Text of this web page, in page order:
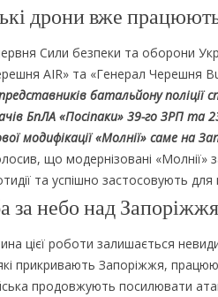
дрони вже
Сили безпеки та оборони
AIR» та «Генерал Черешня
батальйону поліції
БпЛА «Посіпаки» 39-го ЗРП та
модифікації «Молнії» саме на
що модернізовані «Молнії»
та успішно застосовують
за небо над
цієї роботи залишається
прикривають Запоріжжя,
продовжують посилювати